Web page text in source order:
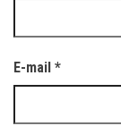
E-mail *